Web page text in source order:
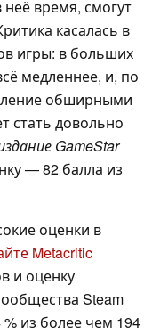
неё время, смогут
касалась в
игры: в больших
медленнее, и, по
обширными
стать довольно
GameStar
— 82 балла из
оценки в
Metacritic
и оценку
Steam
из более чем 194